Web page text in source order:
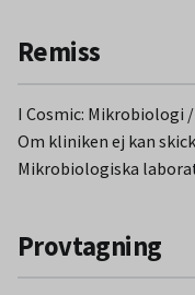
Remiss
I Cosmic: Mikrobiologi
Om kliniken ej kan
Mikrobiologiska
Provtagning